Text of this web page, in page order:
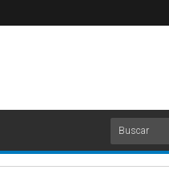
ANTE CHICAGO! | TUDN